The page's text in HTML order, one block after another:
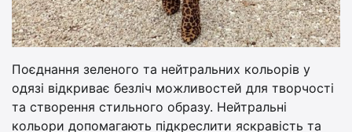
Поєднання зеленого та нейтральних кольорів у
одязі відкриває безліч можливостей для творчості
та створення стильного образу. Нейтральні
кольори допомагають підкреслити яскравість та